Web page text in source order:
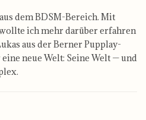
dem BDSM-Bereich. Mit
ich mehr darüber erfahren
aus der Berner Pupplay-
neue Welt: Seine Welt — und